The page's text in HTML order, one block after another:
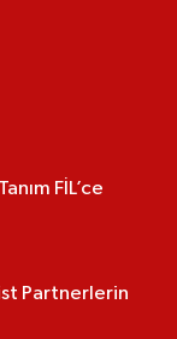
FİL’ce
Partnerlerin